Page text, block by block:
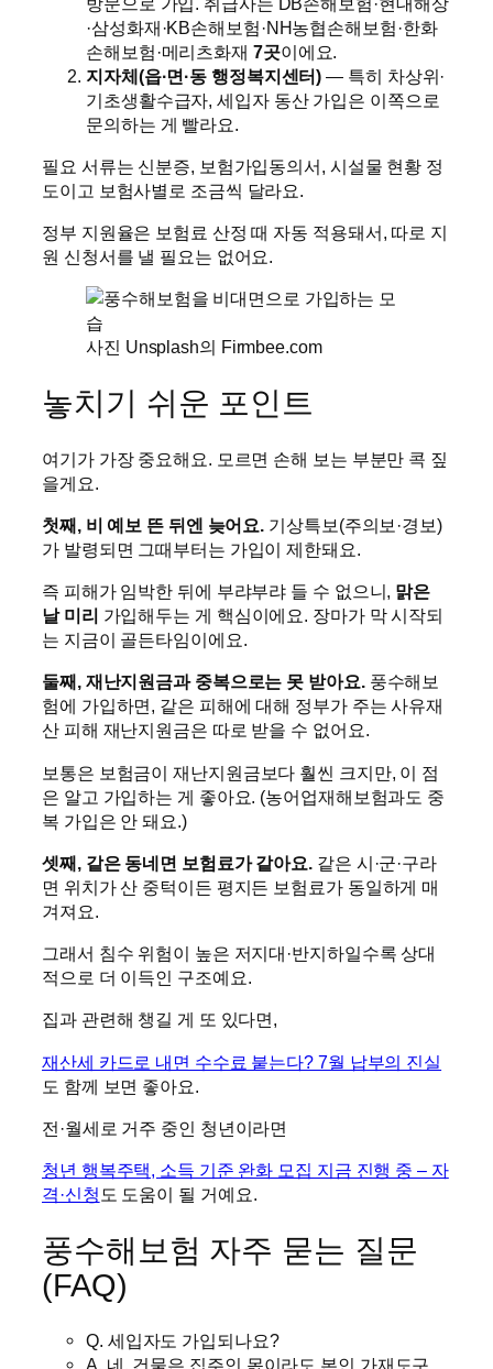
·삼성화재·KB손해보험·NH농협손해보험·한화
손해보험·메리츠화재 7곳이에요.
지자체(읍·면·동 행정복지센터) — 특히 차상위·
기초생활수급자, 세입자 동산 가입은 이쪽으로
문의하는 게 빨라요.
필요 서류는 신분증, 보험가입동의서, 시설물 현황 정
도이고 보험사별로 조금씩 달라요.
정부 지원율은 보험료 산정 때 자동 적용돼서, 따로 지
원 신청서를 낼 필요는 없어요.
사진 Unsplash의 Firmbee.com
놓치기 쉬운 포인트
여기가 가장 중요해요. 모르면 손해 보는 부분만 콕 짚
을게요.
첫째, 비 예보 뜬 뒤엔 늦어요. 기상특보(주의보·경보)
가 발령되면 그때부터는 가입이 제한돼요.
즉 피해가 임박한 뒤에 부랴부랴 들 수 없으니, 맑은
날 미리 가입해두는 게 핵심이에요. 장마가 막 시작되
는 지금이 골든타임이에요.
둘째, 재난지원금과 중복으로는 못 받아요.풍수해보
험에 가입하면, 같은 피해에 대해 정부가 주는 사유재
산 피해 재난지원금은 따로 받을 수 없어요.
보통은 보험금이 재난지원금보다 훨씬 크지만, 이 점
은 알고 가입하는 게 좋아요. (농어업재해보험과도 중
복 가입은 안 돼요.)
셋째, 같은 동네면 보험료가 같아요. 같은 시·군·구라
면 위치가 산 중턱이든 평지든 보험료가 동일하게 매
겨져요.
그래서 침수 위험이 높은 저지대·반지하일수록 상대
적으로 더 이득인 구조예요.
집과 관련해 챙길 게 또 있다면,
재산세 카드로 내면 수수료 붙는다? 7월 납부의 진실
도 함께 보면 좋아요.
전·월세로 거주 중인 청년이라면
청년 행복주택, 소득 기준 완화 모집 지금 진행 중 – 자
격·신청 도 도움이 될 거예요.
풍수해보험 자주 묻는 질문
(FAQ)
Q. 세입자도 가입되나요?